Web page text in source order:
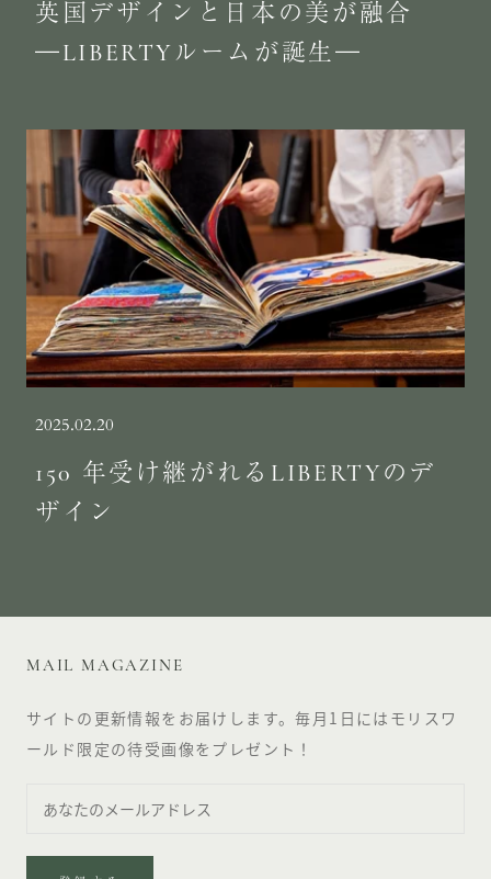
英国デザインと日本の美が融合
―LIBERTYルームが誕生―
2025.02.20
150 年受け継がれるLIBERTYのデ
ザイン
MAIL MAGAZINE
サイトの更新情報をお届けします。毎月1日にはモリスワ
ールド限定の待受画像をプレゼント！